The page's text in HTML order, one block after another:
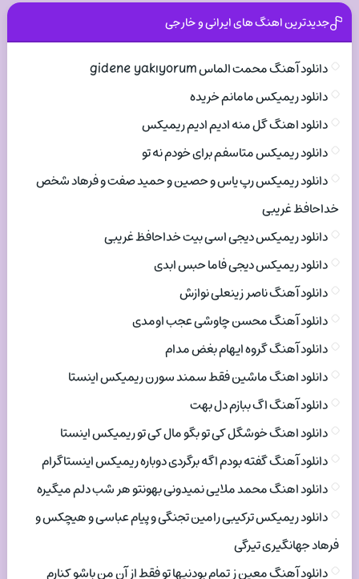
جدیدترین اهنگ های ایرانی و خارجی
دانلود آهنگ محمت الماس gidene yakıyorum
دانلود ریمیکس مامانم خریده
دانلود اهنگ گل منه ادیم ادیم ریمیکس
دانلود ریمیکس متاسفم برای خودم نه تو
دانلود ریمیکس رپ یاس و حصین و حمید صفت و فرهاد شخص
خداحافظ غریبی
دانلود ریمیکس دیجی اسی بیت خداحافظ غریبی
دانلود ریمیکس دیجی فاما حبس ابدی
دانلود آهنگ ناصر زینعلی نوازش
دانلود آهنگ محسن چاوشی عجب اومدی
دانلود آهنگ گروه ایهام بغض مدام
دانلود اهنگ ماشین فقط سمند سورن ریمیکس اینستا
دانلود آهنگ اگ ببازم دل بهت
دانلود اهنگ خوشگل کی تو بگو مال کی تو ریمیکس اینستا
دانلود آهنگ گفته بودم اگه برگردی دوباره ریمیکس اینستاگرام
دانلود اهنگ محمد ملایی نمیدونی بهونتو هر شب دلم میگیره
دانلود ریمیکس ترکیبی رامین تجنگی و پیام عباسی و هیچکس و
فرهاد جهانگیری تیرگی
دانلود آهنگ معین ز تمام بودنیها تو فقط از آن من باشو کنارم